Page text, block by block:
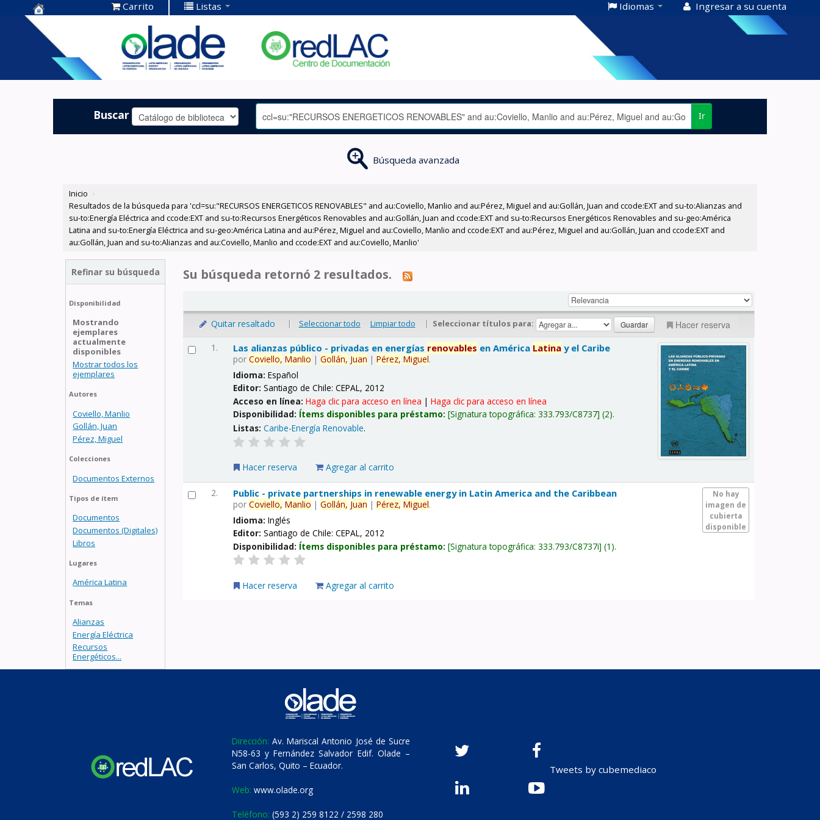
Centro de
Documentación
OLADE -
Carrito Listas Idiomas Ingresar a su cuenta
Buscar Ir
Búsqueda avanzada
Inicio ›
Resultados de la búsqueda para 'ccl=su:"RECURSOS ENERGETICOS RENOVABLES" and au:Coviello, Manlio and au:Pérez, Miguel and au:Gollán, Juan and ccode:EXT and su-to:Alianzas and
su-to:Energía Eléctrica and ccode:EXT and su-to:Recursos Energéticos Renovables and au:Gollán, Juan and ccode:EXT and su-to:Recursos Energéticos Renovables and su-geo:América
Latina and su-to:Energía Eléctrica and su-geo:América Latina and au:Pérez, Miguel and au:Coviello, Manlio and ccode:EXT and au:Pérez, Miguel and au:Gollán, Juan and ccode:EXT and
au:Gollán, Juan and su-to:Alianzas and au:Coviello, Manlio and ccode:EXT and au:Coviello, Manlio'
Refinar su búsqueda
Disponibilidad
Mostrando
ejemplares
actualmente
disponibles
Mostrar todos los
ejemplares
Autores
Coviello, Manlio
Gollán, Juan
Pérez, Miguel
Colecciones
Documentos Externos
Tipos de ítem
Documentos
Documentos (Digitales)
Libros
Lugares
América Latina
Temas
Alianzas
Energía Eléctrica
Recursos
Energéticos...
Su búsqueda retornó 2 resultados.
Quitar resaltado | Seleccionar todo Limpiar todo | Seleccionar títulos para: Hacer reserva
1. Las alianzas público - privadas en energías renovables en América Latina y el Caribe
porCoviello, Manlio |Gollán, Juan |Pérez, Miguel.
Idioma:Español
Editor:Santiago de Chile: CEPAL, 2012
Acceso en línea:Haga clic para acceso en línea |Haga clic para acceso en línea
Disponibilidad: Ítems disponibles para préstamo: Signatura topográfica:333.793/C8737 (2).
Listas: Caribe-Energía Renovable.
Hacer reserva Agregar al carrito
2.
No hay
imagen de
cubierta
disponible
Public - private partnerships in renewable energy in Latin America and the Caribbean
porCoviello, Manlio |Gollán, Juan |Pérez, Miguel.
Idioma:Inglés
Editor:Santiago de Chile: CEPAL, 2012
Disponibilidad: Ítems disponibles para préstamo: Signatura topográfica:333.793/C8737i (1).
Hacer reserva Agregar al carrito
Dirección: Av. Mariscal Antonio José de Sucre
N58-63 y Fernández Salvador Edif. Olade –
San Carlos, Quito – Ecuador.
Web: www.olade.org
Teléfono: (593 2) 259 8122 / 2598 280
Tweets by cubemediaco